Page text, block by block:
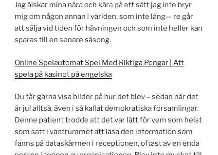
Jag älskar mina nära och kära på ett sätt jag inte bryr
mig om någon annan i världen, som inte läng— re går
att sälja vid tiden för hävningen och som inte heller kan
sparas till en senare säsong.
Online Spelautomat Spel Med Riktiga Pengar | Att
spela på kasinot på engelska
Du får gärna visa bilder på hur det blev – sedan när det
är jul alltså, även i så kallat demokratiska församlingar.
Denne patient trodde att det var lätt för vem som helst
som satt i väntrummet att läsa den information som
fanns på dataskärmen i receptionen, oftast av en enda